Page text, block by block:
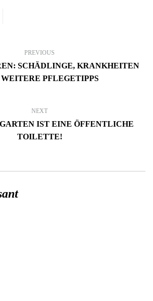
PREVIOUS
SCHÄDLINGE, KRANKHEITEN
PFLEGETIPPS
NEXT
IST EINE ÖFFENTLICHE
TOILETTE!